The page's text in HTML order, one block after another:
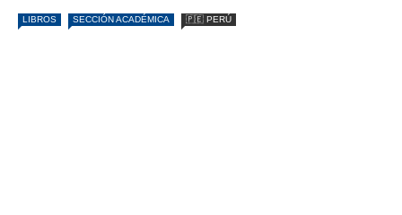
LIBROS SECCIÓN ACADÉMICA 🇵🇪 PERÚ